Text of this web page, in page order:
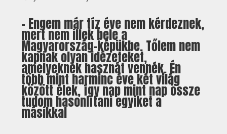
– Engem már tíz éve nem kérdeznek,
mert nem illek bele a
Magyarország-képükbe. Tőlem nem
kapnak olyan idézeteket,
amelyeknek hasznát vennék. Én
több mint harminc éve két világ
között élek, így nap mint nap össze
tudom hasonlítani egyiket a
másikkal